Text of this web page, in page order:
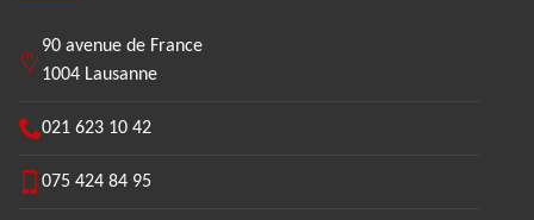
90 avenue de France
1004 Lausanne
021 623 10 42
075 424 84 95